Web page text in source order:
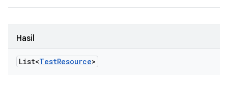
Hasil
List<TestResource>